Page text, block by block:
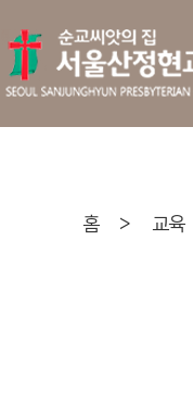
홈 > 교육